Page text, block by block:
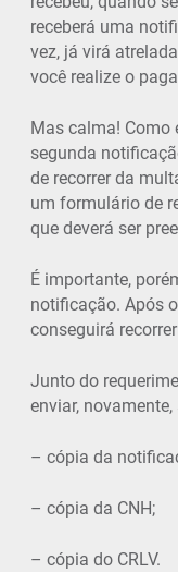
receberá uma
vez, já virá
você realize o
Mas calma! Como
segunda
de recorrer da
um formulário de
que deverá ser
É importante,
notificação. Após
conseguirá
Junto do
enviar,
– cópia da
– cópia da CNH;
– cópia do CRLV.